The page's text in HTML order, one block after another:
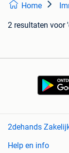
Home
2 resultaten voor
2dehands
Help en info